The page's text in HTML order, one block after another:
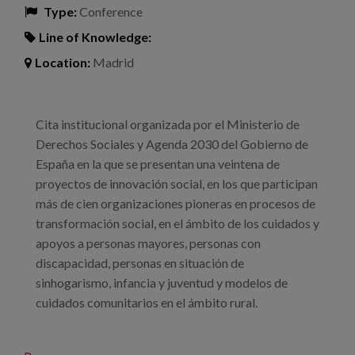
Type:Conference
Line of Knowledge:
Location: Madrid
Cita institucional organizada por el Ministerio de
Derechos Sociales y Agenda 2030 del Gobierno de
España en la que se presentan una veintena de
proyectos de innovación social, en los que participan
más de cien organizaciones pioneras en procesos de
transformación social, en el ámbito de los cuidados y
apoyos a personas mayores, personas con
discapacidad, personas en situación de
sinhogarismo, infancia y juventud y modelos de
cuidados comunitarios en el ámbito rural.